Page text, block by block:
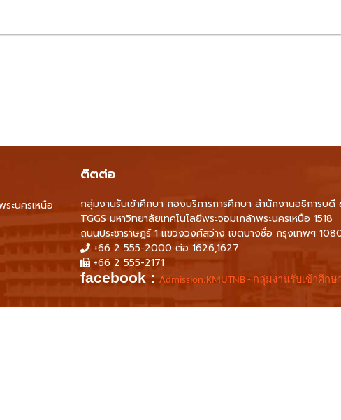
ระนครเหนือ
ติตต่อ
กลุ่มงานรับเข้าศึกษา กองบริการการศึกษา สำนักงานอธิการบดี
TGGS มหาวิทยาลัยเทคโนโลยีพระจอมเกล้าพระนครเหนือ 1518
ถนนประชาราษฎร์ 1 แขวงวงศ์สว่าง เขตบางซื่อ กรุงเทพฯ
+66 2 555-2000 ต่อ 1626,1627
+66 2 555-2171
facebook :Admission.KMUTNB - กลุ่มงานรับเข้าศึก